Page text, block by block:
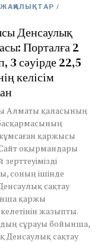
/
Денсаулық
Порталға 2
3 сәуірде 22,5
келісім
Алматы қаласының
қаржысы
Сайт оқырмандары
соның ішінде
сақтау
қаржы
жазыпты.
сұрауы бойынша,
Денсаулық сақтау